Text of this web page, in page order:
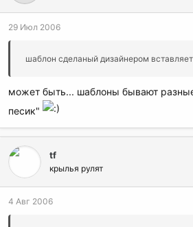
29 Июл 2006
шаблон сделаный дизайнером
может быть... шаблоны бывают
песик"
tf
крылья рулят
4 Авг 2006